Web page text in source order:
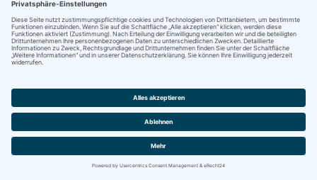
Unsere Website nutzt Plugins der von Google
betriebenen Seite YouTube. Betreiber der Seiten ist
die YouTube, LLC, 901 Cherry Ave., San Bruno, CA
94066, USA.
ausgestatteten Seiten besuchen, wird eine Verbindung
zu den Servern von YouTube hergestellt. Dabei wird
dem YouTube-Server mitgeteilt, welche unserer Seiten
Wenn Sie in Ihrem YouTube-Account eingeloggt sind,